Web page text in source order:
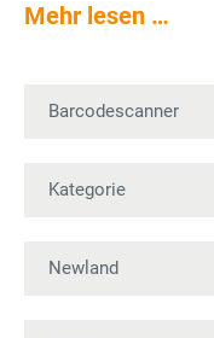
Mehr lesen …